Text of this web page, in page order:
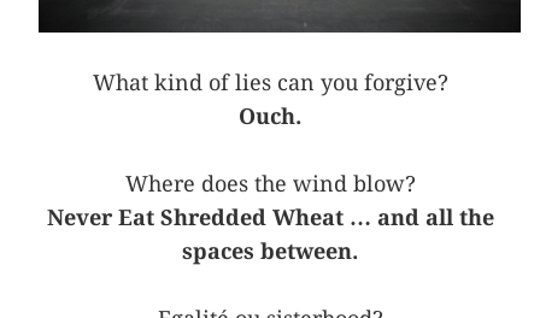
What kind of lies can you forgive?
Ouch.
Where does the wind blow?
Never Eat Shredded Wheat … and all the
spaces between.